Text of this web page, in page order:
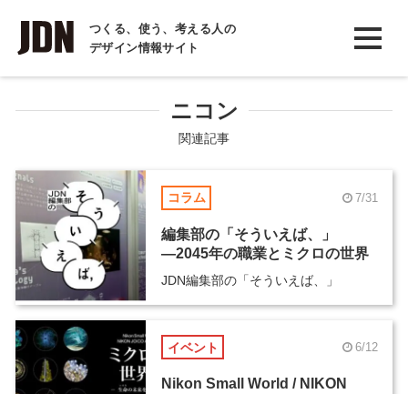
つくる、使う、考える人の
デザイン情報サイト
INTERVIEW
インタビュー
COLUMN
コラム
ニコン
関連記事
コラム 7/31
編集部の「そういえば、」
―2045年の職業とミクロの世界
JDN編集部の「そういえば、」
イベント 6/12
Nikon Small World / NIKON